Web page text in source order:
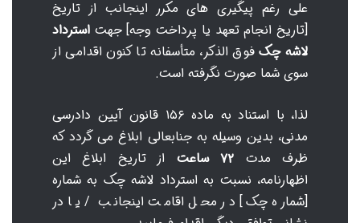
علی رغم پیگیری های مکرر اینجانب از تاریخ
[تاریخ انجام تعهد یا پرداخت وجه] جهت استرداد
لاشه چک فوق الذکر، متأسفانه تا کنون اقدامی از
سوی شما صورت نگرفته است.
لذا، با استناد به ماده ۱۵۶ قانون آیین دادرسی
مدنی، بدین وسیله به جنابعالی ابلاغ می گردد که
ظرف مدت ۷۲ ساعت
از تاریخ ابلاغ این
اظهارنامه، نسبت به استرداد لاشه چک به شماره
[شماره چک] در محل اقامت اینجانب / یا در